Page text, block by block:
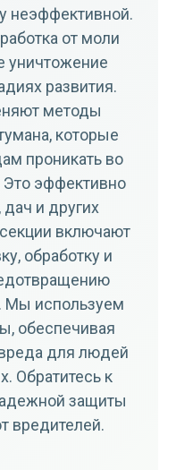
неэффективной.
от моли
уничтожение
развития.
методы
которые
проникать во
эффективно
и других
включают
обработку и
Мы используем
обеспечивая
для людей
Обратитесь к
защиты
вредителей.